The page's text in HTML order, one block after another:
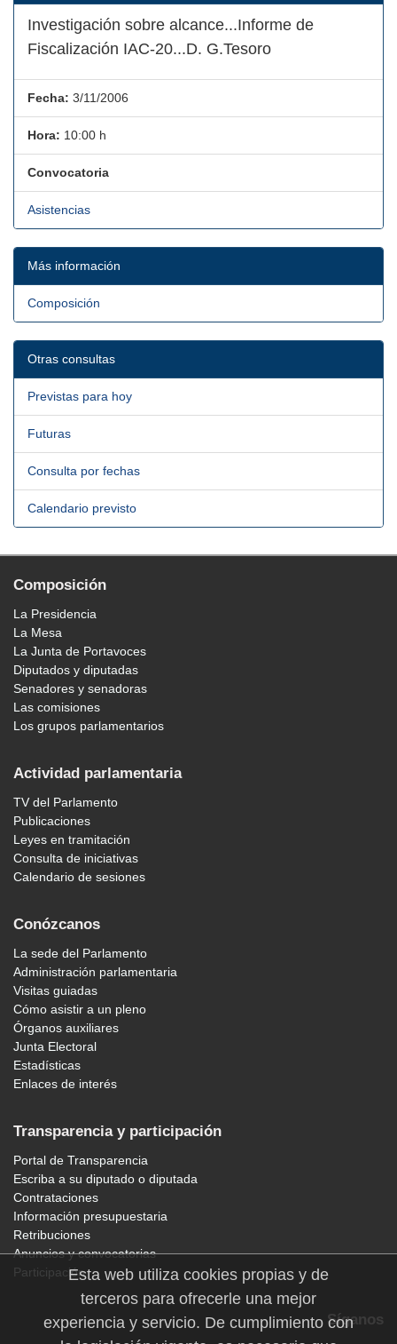
Investigación sobre alcance...Informe de
Fiscalización IAC-20...D. G.Tesoro
Fecha: 3/11/2006
Hora: 10:00 h
Convocatoria
Asistencias
Más información
Composición
Otras consultas
Previstas para hoy
Futuras
Consulta por fechas
Calendario previsto
Composición
La Presidencia
La Mesa
La Junta de Portavoces
Diputados y diputadas
Senadores y senadoras
Las comisiones
Los grupos parlamentarios
Actividad parlamentaria
TV del Parlamento
Publicaciones
Leyes en tramitación
Consulta de iniciativas
Calendario de sesiones
Conózcanos
La sede del Parlamento
Administración parlamentaria
Visitas guiadas
Cómo asistir a un pleno
Órganos auxiliares
Junta Electoral
Estadísticas
Enlaces de interés
Transparencia y participación
Portal de Transparencia
Escriba a su diputado o diputada
Contrataciones
Información presupuestaria
Retribuciones
Anuncios y convocatorias
Participación
Síganos
Esta web utiliza cookies propias y de
terceros para ofrecerle una mejor
experiencia y servicio. De cumplimiento con